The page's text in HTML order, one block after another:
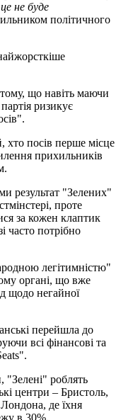
не буде
політичного
що навіть маючи
ризикує
посів перше місце
прихильників
результат "Зелених"
проте
за кожен клаптик
часто потрібно
легітимністю"
органі, що вже
щодо негайної
перейшла до
всі фінансові та
"Зелені" роблять
центри – Бристоль,
де їхня